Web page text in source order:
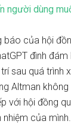
người dùng
của hội
đình
trí sau quá
Altman
với hội đồng
của